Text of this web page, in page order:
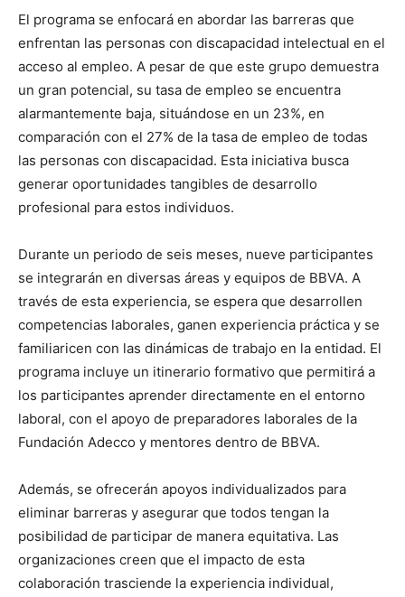
El programa se enfocará en abordar las barreras que
enfrentan las personas con discapacidad intelectual en el
acceso al empleo. A pesar de que este grupo demuestra
un gran potencial, su tasa de empleo se encuentra
alarmantemente baja, situándose en un 23%, en
comparación con el 27% de la tasa de empleo de todas
las personas con discapacidad. Esta iniciativa busca
generar oportunidades tangibles de desarrollo
profesional para estos individuos.
Durante un periodo de seis meses, nueve participantes
se integrarán en diversas áreas y equipos de BBVA. A
través de esta experiencia, se espera que desarrollen
competencias laborales, ganen experiencia práctica y se
familiaricen con las dinámicas de trabajo en la entidad. El
programa incluye un itinerario formativo que permitirá a
los participantes aprender directamente en el entorno
laboral, con el apoyo de preparadores laborales de la
Fundación Adecco y mentores dentro de BBVA.
Además, se ofrecerán apoyos individualizados para
eliminar barreras y asegurar que todos tengan la
posibilidad de participar de manera equitativa. Las
organizaciones creen que el impacto de esta
colaboración trasciende la experiencia individual,